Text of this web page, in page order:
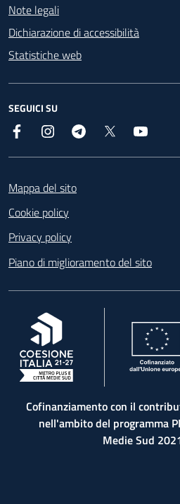
Note legali
Dichiarazione di accessibilità
Statistiche web
SEGUICI SU
Facebook InstagramTelegram
Mappa del sito
Cookie policy
Privacy policy
Piano di miglioramento del sito
, apre in una nuova scheda
Cofinanziamento con il
nell'ambito del programma
Medie Sud